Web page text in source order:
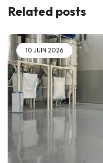
Related posts
10 JUIN 2026